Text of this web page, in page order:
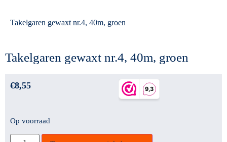
Takelgaren gewaxt nr.4, 40m, groen
Takelgaren gewaxt nr.4, 40m, groen
€8,55
Op voorraad